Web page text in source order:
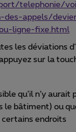
telephonie/
des-appels/
ligne-fixe.html
les déviations
sur la
qu’il n’y
le bâtiment) ou
endroits